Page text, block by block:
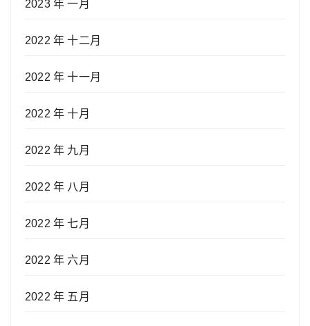
2023 年 一月
2022 年 十二月
2022 年 十一月
2022 年 十月
2022 年 九月
2022 年 八月
2022 年 七月
2022 年 六月
2022 年 五月